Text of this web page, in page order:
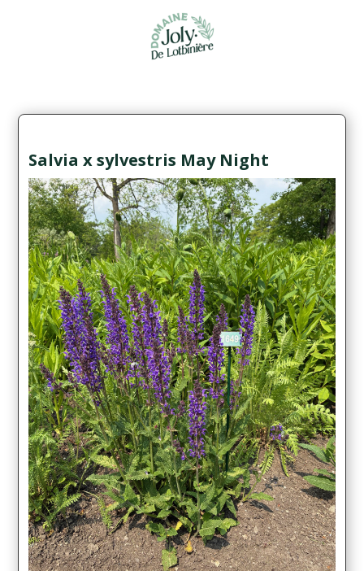
Salvia x sylvestris May Night